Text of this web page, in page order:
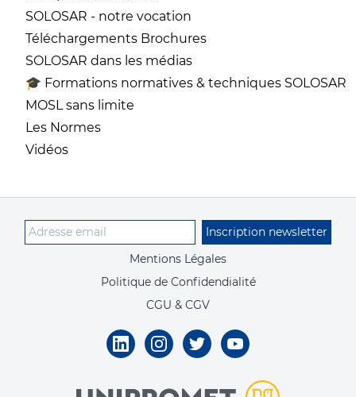
SOLOSAR - notre vocation
Téléchargements Brochures
SOLOSAR dans les médias
🎓 Formations normatives & techniques SOLOSAR
MOSL sans limite
Les Normes
Vidéos
Inscription newsletter
Mentions Légales
Politique de Confidendialité
CGU & CGV